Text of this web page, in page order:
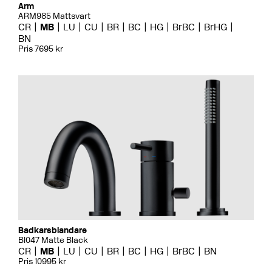
Arm
ARM985 Mattsvart
CR MB LU CU BR BC HG BrBC
BrHG
BN
Pris 7695 kr
Badkarsblandare
BI047 Matte Black
CR MB LU CU BR BC HG BrBC BN
Pris 10995 kr